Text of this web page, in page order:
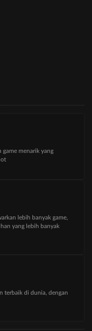
game menarik yang
lebih banyak game,
yang lebih banyak
terbaik di dunia, dengan